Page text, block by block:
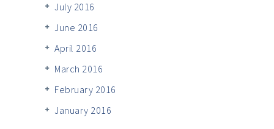
July 2016
June 2016
April 2016
March 2016
February 2016
January 2016